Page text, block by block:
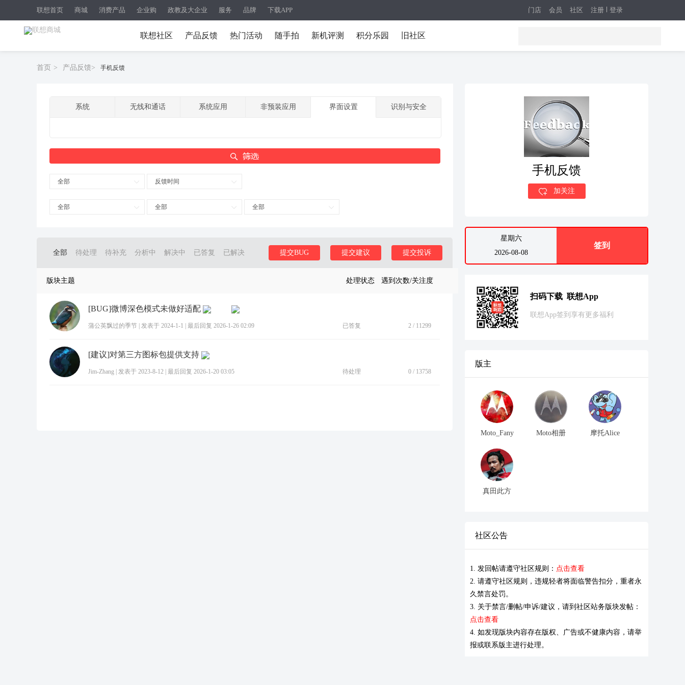
联想首页 商城 消费产品 企业购 政教及大企业 服务 品牌 下载APP 注册 登录
门店 会员 社区
联想社区 产品反馈 热门活动 随手拍 新机评测 积分乐园 旧社区
首页 > 产品反馈> 手机反馈
系统 无线和通话 系统应用 非预装应用 界面设置 识别与安全
全部 反馈时间
全部 全部 全部
全部 待处理 待补充 分析中 解决中 已答复 已解决 提交投诉
提交建议
提交BUG
版块主题 处理状态 遇到次数/关注度
[BUG]微博深色模式未做好适配
蒲公英飘过的季节 发表于 2024-1-1 最后回复 2026-1-26 02:09 已答复 2 / 11299
[建议]对第三方图标包提供支持
Jim-Zhang 发表于 2023-8-12 最后回复 2026-1-20 03:05 待处理 0 / 13758
手机反馈
加关注
星期六
2026-08-08
签到
扫码下载 联想App
联想App签到享有更多福利
版主
Moto_Fany Moto相册 摩托Alice
真田此方
社区公告
1. 发回帖请遵守社区规则： 点击查看
2. 请遵守社区规则，违规轻者将面临警告扣分，重者永
久禁言处罚。
3. 关于禁言/删帖/申诉/建议，请到社区站务版块发帖：
点击查看
4. 如发现版块内容存在版权、广告或不健康内容，请举
报或联系版主进行处理。